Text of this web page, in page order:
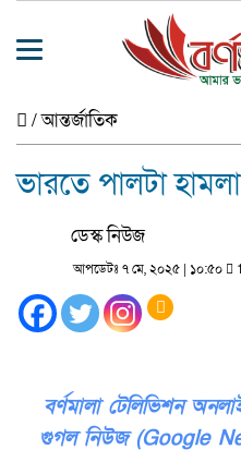
/আন্তর্জাতিক
ভারতে পালটা
ডেস্ক নিউজ
আপডেটঃ ৭ মে, ২০২৫ | ১০:৫০
বর্ণমালা টেলিভিশন
গুগল নিউজ (Google